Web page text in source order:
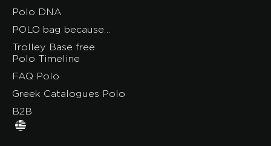
Polo DNA
POLO bag because…
Trolley Base free
Polo Timeline
FAQ Polo
Greek Catalogues Polo
B2B